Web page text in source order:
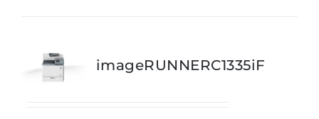
imageRUNNERC1335iF